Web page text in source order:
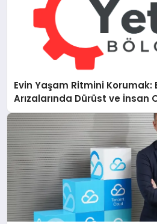
Evin Yaşam Ritmini Korumak:
Arızalarında Dürüst ve İnsan